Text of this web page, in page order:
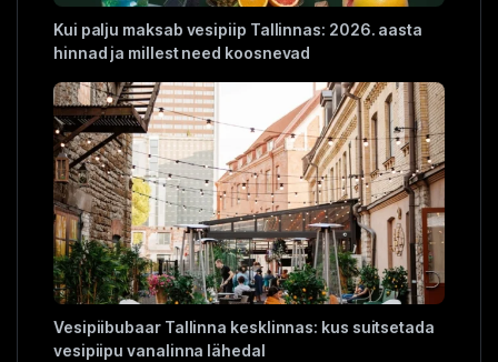
Kui palju maksab vesipiip Tallinnas: 2026. aasta
hinnad ja millest need koosnevad
Vesipiibubaar Tallinna kesklinnas: kus suitsetada
vesipiipu vanalinna lähedal